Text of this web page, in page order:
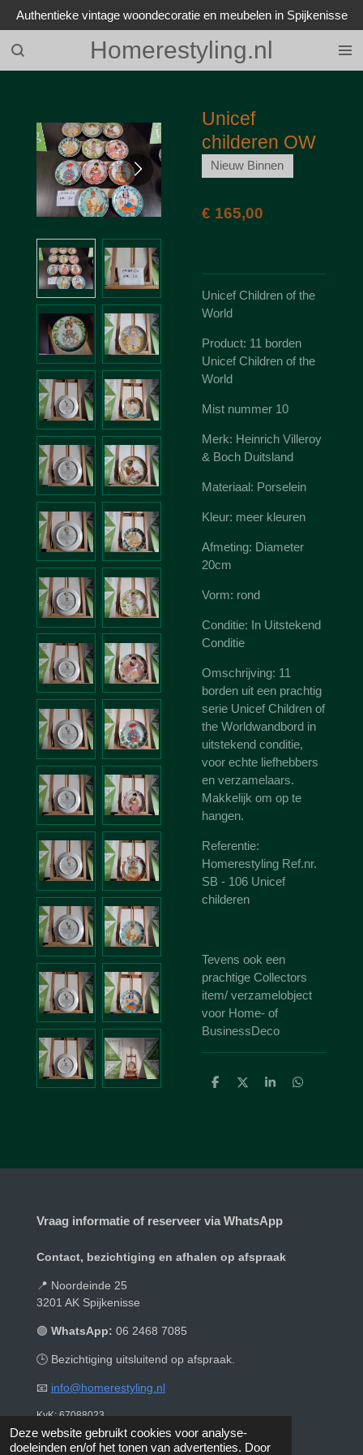
Deze website gebruikt cookies voor analyse-
doeleinden en/of het tonen van advertenties. Door
Ga
direct
naar
de
Homerestyling.nl
Authentieke vintage woondecoratie en meubelen in Spijkenisse
Unicef
childeren OW
Nieuw Binnen
€ 165,00
Unicef Children of the
World
Product: 11 borden
Unicef Children of the
World
Mist nummer 10
Merk: Heinrich Villeroy
& Boch Duitsland
Materiaal: Porselein
Kleur: meer kleuren
Afmeting: Diameter
20cm
Vorm: rond
Conditie: In Uitstekend
Conditie
Omschrijving: 11
borden uit een prachtig
serie Unicef Children of
the Worldwandbord in
uitstekend conditie,
voor echte liefhebbers
en verzamelaars.
Makkelijk om op te
hangen.
Referentie:
Homerestyling Ref.nr.
SB - 106 Unicef
childeren
Tevens ook een
prachtige Collectors
item/ verzamelobject
voor Home- of
BusinessDeco
D
D
S
D
Vraag informatie of reserveer via WhatsApp
Contact, bezichtiging en afhalen op afspraak
📍 Noordeinde 25
3201 AK Spijkenisse
🟢 WhatsApp: 06 2468 7085
🕒 Bezichtiging uitsluitend op afspraak.
📧 info@homerestyling.nl
KvK: 67088023
© 2019 - 2026 Homerestyling